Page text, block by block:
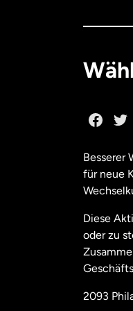
Besserer
für neue
Diese
oder zu
2093